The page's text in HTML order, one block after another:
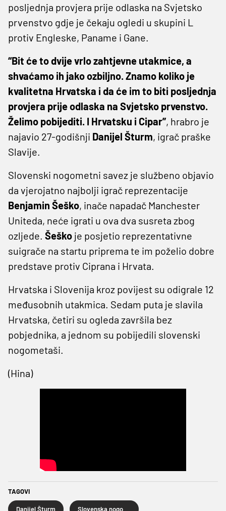
posljednja provjera prije odlaska na Svjetsko
prvenstvo gdje je čekaju ogledi u skupini L
protiv Engleske, Paname i Gane.
“Bit će to dvije vrlo zahtjevne utakmice, a
shvaćamo ih jako ozbiljno. Znamo koliko je
kvalitetna Hrvatska i da će im to biti posljednja
provjera prije odlaska na Svjetsko prvenstvo.
Želimo pobijediti. I Hrvatsku i Cipar”, hrabro je
najavio 27-godišnji Danijel Šturm, igrač praške
Slavije.
Slovenski nogometni savez je službeno objavio
da vjerojatno najbolji igrač reprezentacije
Benjamin Šeško, inače napadač Manchester
Uniteda, neće igrati u ova dva susreta zbog
ozljede. Šeško je posjetio reprezentativne
suigrače na startu priprema te im poželio dobre
predstave protiv Ciprana i Hrvata.
Hrvatska i Slovenija kroz povijest su odigrale 12
međusobnih utakmica. Sedam puta je slavila
Hrvatska, četiri su ogleda završila bez
pobjednika, a jednom su pobijedili slovenski
nogometaši.
(Hina)
TAGOVI
Danijel Šturm